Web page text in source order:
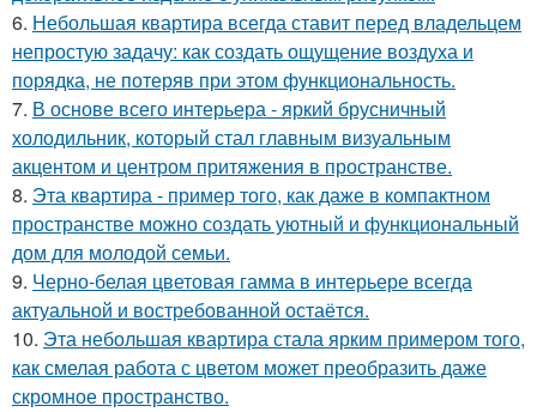
6. Небольшая квартира всегда ставит перед владельцем
непростую задачу: как создать ощущение воздуха и
порядка, не потеряв при этом функциональность.
7. В основе всего интерьера - яркий брусничный
холодильник, который стал главным визуальным
акцентом и центром притяжения в пространстве.
8. Эта квартира - пример того, как даже в компактном
пространстве можно создать уютный и функциональный
дом для молодой семьи.
9. Черно-белая цветовая гамма в интерьере всегда
актуальной и востребованной остаётся.
10. Эта небольшая квартира стала ярким примером того,
как смелая работа с цветом может преобразить даже
скромное пространство.